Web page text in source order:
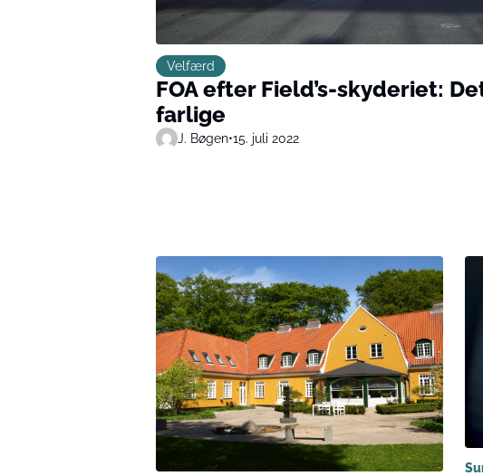
Velfærd
FOA efter Field’s-skyderiet:
farlige
J. Bøgen•15. juli 2022